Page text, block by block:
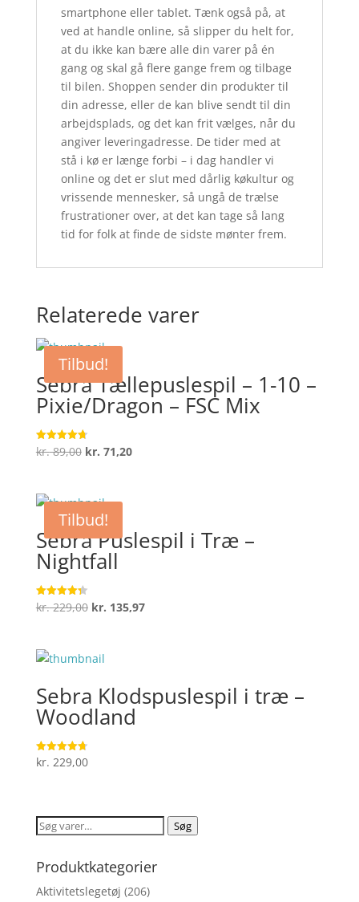
smartphone eller tablet. Tænk også på, at
ved at handle online, så slipper du helt for,
at du ikke kan bære alle din varer på én
gang og skal gå flere gange frem og tilbage
til bilen. Shoppen sender din produkter til
din adresse, eller de kan blive sendt til din
arbejdsplads, og det kan frit vælges, når du
angiver leveringadresse. De tider med at
stå i kø er længe forbi – i dag handler vi
online og det er slut med dårlig køkultur og
vrissende mennesker, så ungå de trælse
frustrationer over, at det kan tage så lang
tid for folk at finde de sidste mønter frem.
Relaterede varer
Tilbud!
Sebra Tællepuslespil – 1-10 –
Pixie/Dragon – FSC Mix
Vurderet
4.7
kr.89,00 Den
var:
kr. 89,00.
kr. 71,20Den
Tilbud!
Sebra Puslespil i Træ –
Nightfall
Vurderet
4.3
kr.229,00 Den
var:
kr. 135,97Den
Sebra Klodspuslespil i træ –
Woodland
Vurderet
4.7
kr. 229,00
Søg
Søg
Produktkategorier
Aktivitetslegetøj (206)